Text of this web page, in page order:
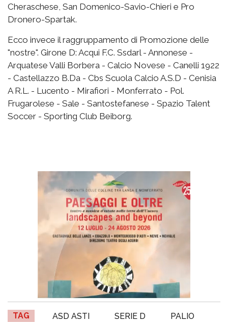
Cheraschese, San Domenico-Savio-Chieri e Pro
Dronero-Spartak.
Ecco invece il raggruppamento di Promozione delle
"nostre". Girone D: Acqui F.C. Ssdarl - Annonese -
Arquatese Valli Borbera - Calcio Novese - Canelli 1922
- Castellazzo B.Da - Cbs Scuola Calcio A.S.D - Cenisia
A R.L. - Lucento - Mirafiori - Monferrato - Pol.
Frugarolese - Sale - Santostefanese - Spazio Talent
Soccer - Sporting Club Beiborg.
TAG ASD ASTI SERIE D
PALIO